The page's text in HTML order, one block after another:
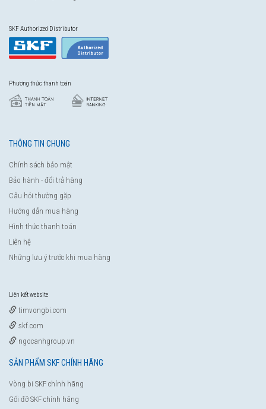
SKF Authorized Distributor
Phương thức thanh toán
THÔNG TIN CHUNG
Chính sách bảo mật
Bảo hành - đổi trả hàng
Câu hỏi thường gặp
Hướng dẫn mua hàng
Hình thức thanh toán
Liên hệ
Những lưu ý trước khi mua hàng
Liên kết website
timvongbi.com
skf.com
ngocanhgroup.vn
SẢN PHẨM SKF CHÍNH HÃNG
Vòng bi SKF chính hãng
Gối đỡ SKF chính hãng